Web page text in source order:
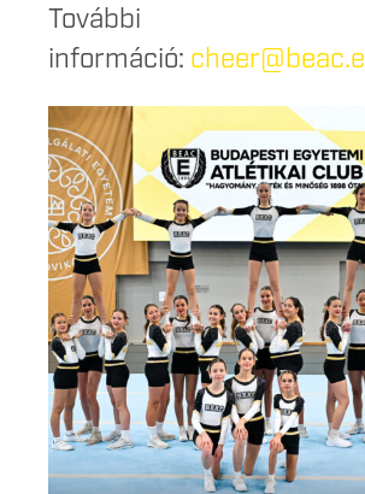
További
információ: